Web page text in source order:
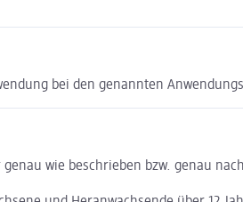
bei den genannten
wie beschrieben bzw. genau